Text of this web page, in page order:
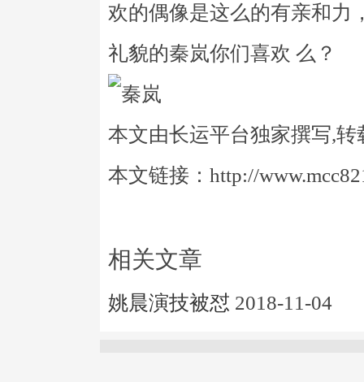
欢的偶像是这么的有亲和力
礼貌的秦岚你们喜欢 么？
本文由长运平台独家撰写,转
本文链接：http://
相关文章
姚晨演技被怼 2018-11-04